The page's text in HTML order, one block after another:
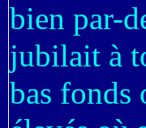
bien par-
jubilait à
bas fonds